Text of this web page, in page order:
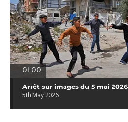
01:00
Arrêt sur images du 5 mai 2026
5th May 2026